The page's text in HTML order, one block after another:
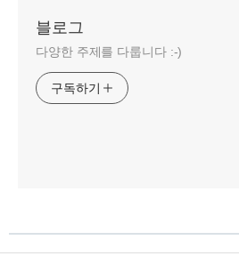
블로그
다양한 주제를 다룹니다 :-)
구독하기